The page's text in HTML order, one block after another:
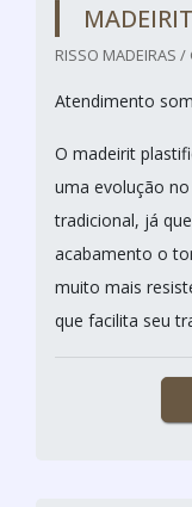
RISSO MADEIRAS
Atendimento
O madeirit
uma evolução
tradicional, já
acabamento o
muito mais
que facilita seu